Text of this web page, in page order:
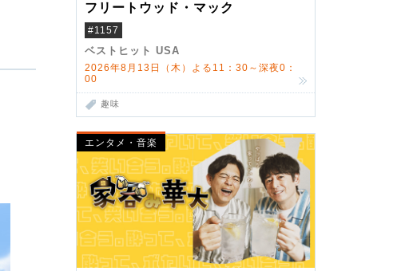
フリートウッド・マック
#1157
ベストヒット USA
2026年8月13日（木）よる11：30～深夜0：
00
趣味
エンタメ・音楽